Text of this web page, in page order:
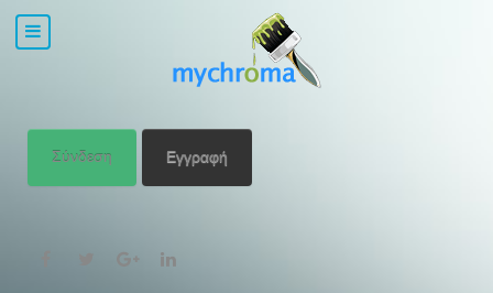
Σύνδεση Εγγραφή